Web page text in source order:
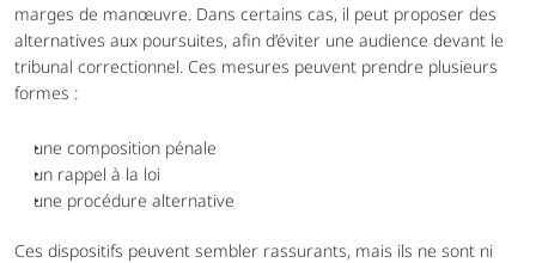
marges de manœuvre. Dans certains cas, il peut proposer des
alternatives aux poursuites, afin d’éviter une audience devant le
tribunal correctionnel. Ces mesures peuvent prendre plusieurs
formes :
une composition pénale
un rappel à la loi
une procédure alternative
Ces dispositifs peuvent sembler rassurants, mais ils ne sont ni